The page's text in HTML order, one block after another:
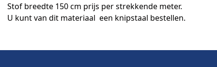
Stof breedte 150 cm prijs per strekkende meter.
U kunt van dit materiaal een knipstaal bestellen.